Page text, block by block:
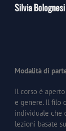
Silvia Bolognesi
Modalità di
Il corso è
e genere. Il filo
individuale che
lezioni basate